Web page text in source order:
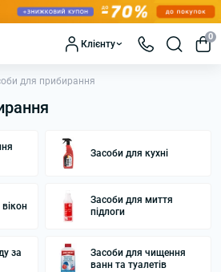
Клієнту
0
для прибирання
Засоби для кухні
Засоби для миття
підлоги
за
Засоби для чищення
ванн та туалетів